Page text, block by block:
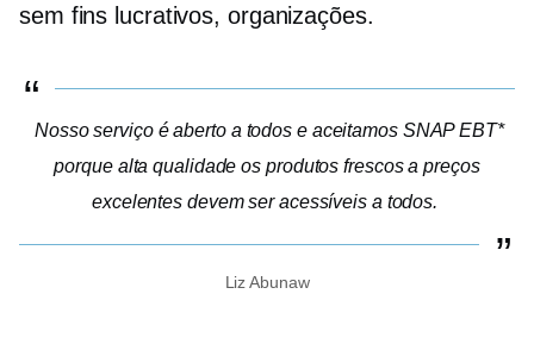
sem fins lucrativos, organizações.
Nosso serviço é aberto a todos e aceitamos SNAP EBT*
porque alta qualidade os produtos frescos a preços
excelentes devem ser acessíveis a todos.
Liz Abunaw